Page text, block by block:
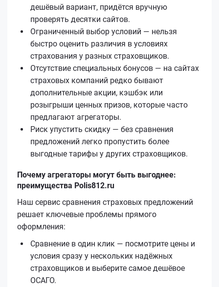
дешёвый вариант, придётся вручную
проверять десятки сайтов.
Ограниченный выбор условий — нельзя
быстро оценить различия в условиях
страхования у разных страховщиков.
Отсутствие специальных бонусов — на сайтах
страховых компаний редко бывают
дополнительные акции, кэшбэк или
розыгрыши ценных призов, которые часто
предлагают агрегаторы.
Риск упустить скидку — без сравнения
предложений легко пропустить более
выгодные тарифы у других страховщиков.
Почему агрегаторы могут быть выгоднее:
преимущества Polis812.ru
Наш сервис сравнения страховых предложений
решает ключевые проблемы прямого
оформления:
Сравнение в один клик — посмотрите цены и
условия сразу у нескольких надёжных
страховщиков и выберите самое дешёвое
ОСАГО.